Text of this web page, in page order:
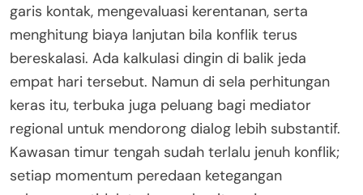
garis kontak, mengevaluasi kerentanan, serta
menghitung biaya lanjutan bila konflik terus
bereskalasi. Ada kalkulasi dingin di balik jeda
empat hari tersebut. Namun di sela perhitungan
keras itu, terbuka juga peluang bagi mediator
regional untuk mendorong dialog lebih substantif.
Kawasan timur tengah sudah terlalu jenuh konflik;
setiap momentum peredaan ketegangan